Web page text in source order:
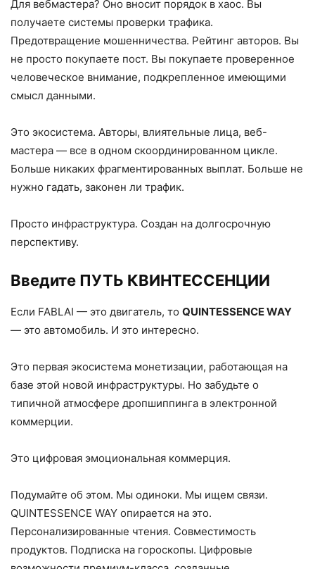
Для вебмастера? Оно вносит порядок в хаос. Вы
получаете системы проверки трафика.
Предотвращение мошенничества. Рейтинг авторов. Вы
не просто покупаете пост. Вы покупаете проверенное
человеческое внимание, подкрепленное имеющими
смысл данными.
Это экосистема. Авторы, влиятельные лица, веб-
мастера — все в одном скоординированном цикле.
Больше никаких фрагментированных выплат. Больше не
нужно гадать, законен ли трафик.
Просто инфраструктура. Создан на долгосрочную
перспективу.
Введите ПУТЬ КВИНТЕССЕНЦИИ
Если FABLAI — это двигатель, то QUINTESSENCE WAY
— это автомобиль. И это интересно.
Это первая экосистема монетизации, работающая на
базе этой новой инфраструктуры. Но забудьте о
типичной атмосфере дропшиппинга в электронной
коммерции.
Это цифровая эмоциональная коммерция.
Подумайте об этом. Мы одиноки. Мы ищем связи.
QUINTESSENCE WAY опирается на это.
Персонализированные чтения. Совместимость
продуктов. Подписка на гороскопы. Цифровые